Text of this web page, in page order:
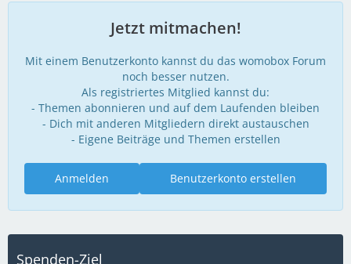
Jetzt mitmachen!
Mit einem Benutzerkonto kannst du das womobox Forum
noch besser nutzen.
Als registriertes Mitglied kannst du:
- Themen abonnieren und auf dem Laufenden bleiben
- Dich mit anderen Mitgliedern direkt austauschen
- Eigene Beiträge und Themen erstellen
Benutzerkonto erstellen
Anmelden
Spenden-Ziel